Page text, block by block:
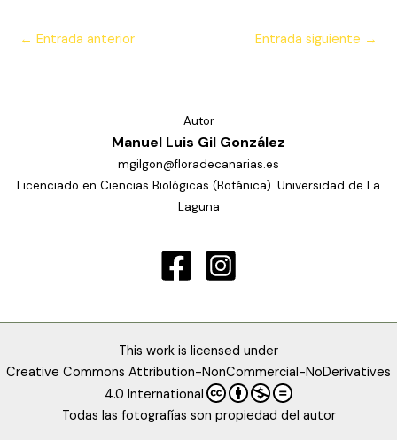
← Entrada anterior Entrada siguiente →
Autor
Manuel Luis Gil González
mgilgon@floradecanarias.es
Licenciado en Ciencias Biológicas (Botánica). Universidad de La
Laguna
This work is licensed under
Creative Commons Attribution-NonCommercial-NoDerivatives
4.0 International
Todas las fotografías son propiedad del autor